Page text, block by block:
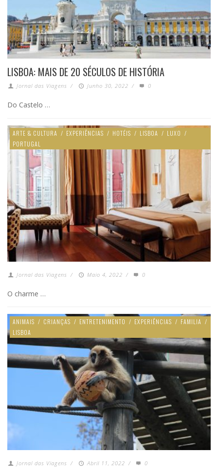
LISBOA: MAIS DE 20 SÉCULOS DE HISTÓRIA
Jornal das Viagens / Junho 30, 2022 / 0
Do Castelo …
ARTE & CULTURA / EXPERIÊNCIAS / HOTÉIS / LISBOA / LUXO /
PORTUGAL
Jornal das Viagens / Maio 4, 2022 / 0
O charme …
ANIMAIS / CRIANÇAS / ENTRETENIMENTO / EXPERIÊNCIAS / FAMILIA /
LISBOA
Jornal das Viagens / Abril 11, 2022 / 0